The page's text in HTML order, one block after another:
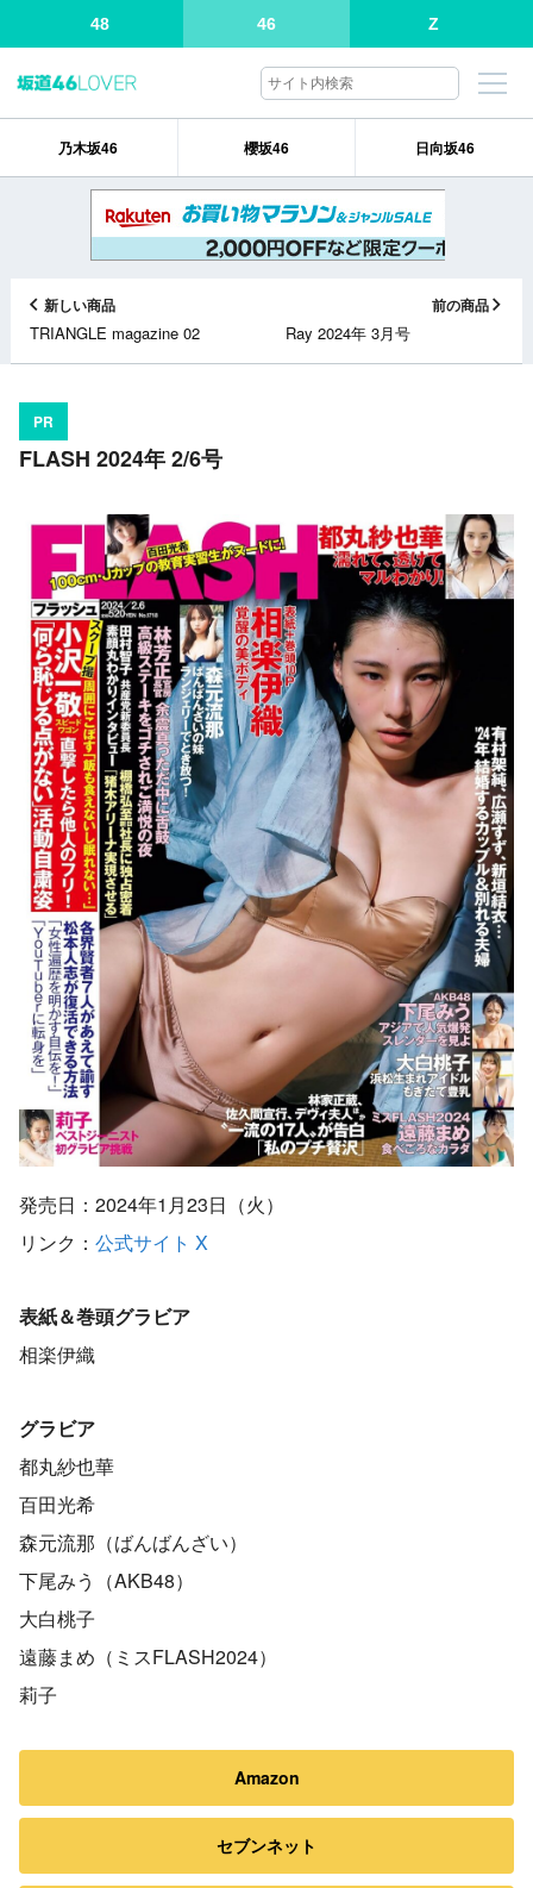
48 46 Z
乃木坂46 櫻坂46 日向坂46
新しい商品
TRIANGLE magazine 02
前の商品
Ray 2024年 3月号
PR
FLASH 2024年 2/6号
発売日：2024年1月23日（火）
リンク： 公式サイト X
表紙＆巻頭グラビア
相楽伊織
グラビア
都丸紗也華
百田光希
森元流那（ばんばんざい）
下尾みう（AKB48）
大白桃子
遠藤まめ（ミスFLASH2024）
莉子
Amazon
セブンネット